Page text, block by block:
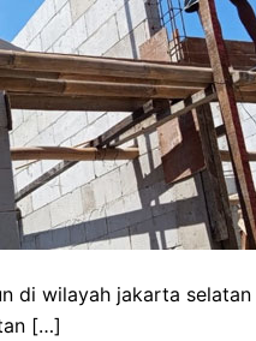
di wilayah jakarta
[…]